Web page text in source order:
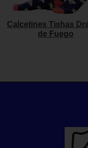
Calcetines Tishas
de Fuego